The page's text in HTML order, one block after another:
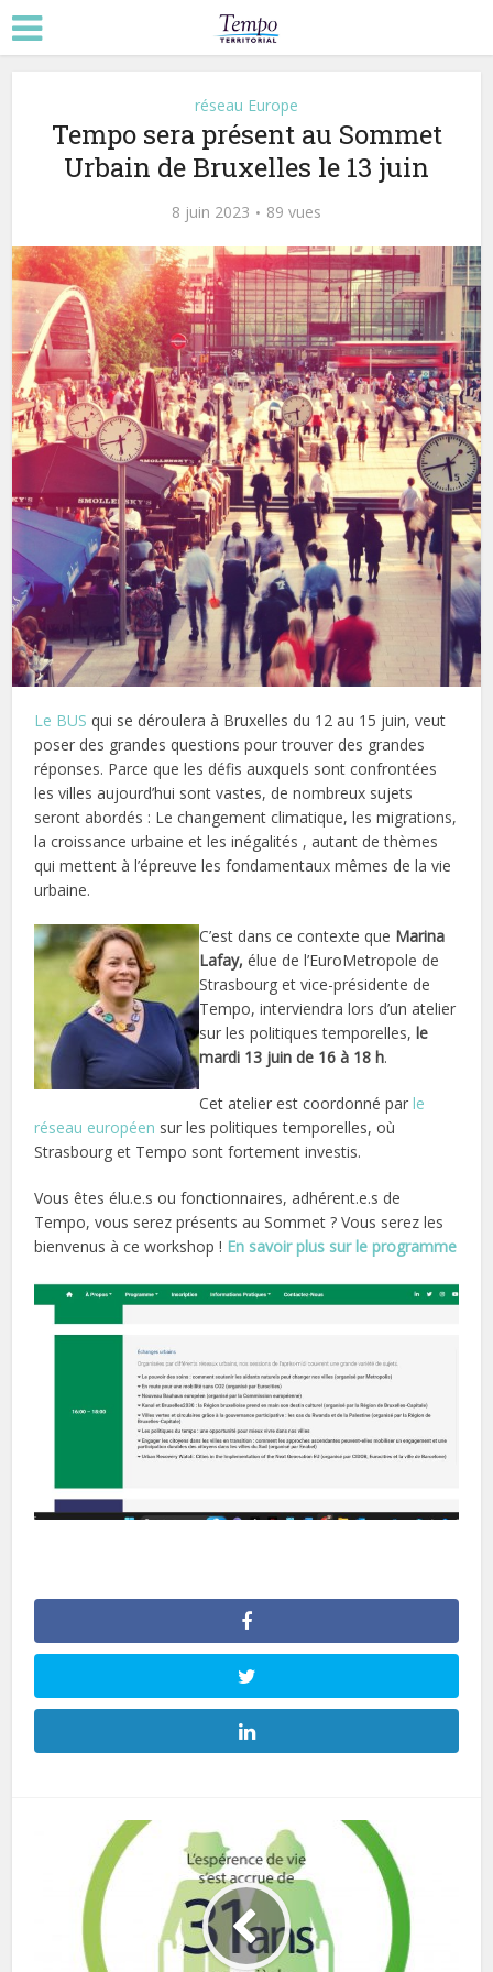
réseau Europe
Tempo sera présent au Sommet
Urbain de Bruxelles le 13 juin
8 juin 2023 89 vues
Le BUS qui se déroulera à Bruxelles du 12 au 15 juin, veut
poser des grandes questions pour trouver des grandes
réponses. Parce que les défis auxquels sont confrontées
les villes aujourd’hui sont vastes, de nombreux sujets
seront abordés : Le changement climatique, les migrations,
la croissance urbaine et les inégalités , autant de thèmes
qui mettent à l’épreuve les fondamentaux mêmes de la vie
urbaine.
C’est dans ce contexte que Marina
Lafay, élue de l’EuroMetropole de
Strasbourg et vice-présidente de
Tempo, interviendra lors d’un atelier
sur les politiques temporelles,le
mardi 13 juin de 16 à 18 h.
Cet atelier est coordonné parle
réseau européen sur les politiques temporelles, où
Strasbourg et Tempo sont fortement investis.
Vous êtes élu.e.s ou fonctionnaires, adhérent.e.s de
Tempo, vous serez présents au Sommet ? Vous serez les
bienvenus à ce workshop ! En savoir plus sur le programme